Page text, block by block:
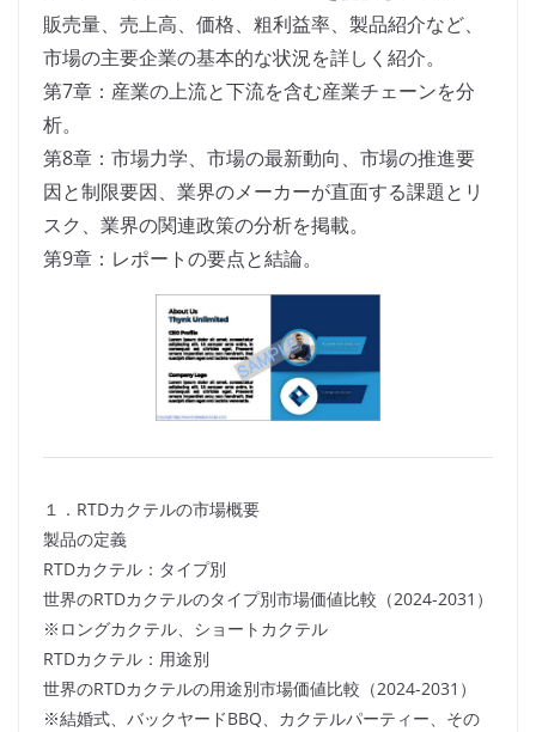
販売量、売上高、価格、粗利益率、製品紹介など、
市場の主要企業の基本的な状況を詳しく紹介。
第7章：産業の上流と下流を含む産業チェーンを分
析。
第8章：市場力学、市場の最新動向、市場の推進要
因と制限要因、業界のメーカーが直面する課題とリ
スク、業界の関連政策の分析を掲載。
第9章：レポートの要点と結論。
１．RTDカクテルの市場概要
製品の定義
RTDカクテル：タイプ別
世界のRTDカクテルのタイプ別市場価値比較（2024-2031）
※ロングカクテル、ショートカクテル
RTDカクテル：用途別
世界のRTDカクテルの用途別市場価値比較（2024-2031）
※結婚式、バックヤードBBQ、カクテルパーティー、その